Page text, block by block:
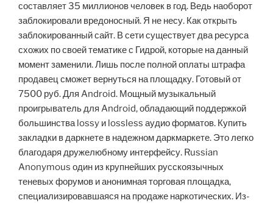
составляет 35 миллионов человек в год. Ведь наоборот
заблокировали вредоносный. Я не несу. Как открыть
заблокированный сайт. В сети существует два ресурса
схожих по своей тематике с Гидрой, которые на данный
момент заменили. Лишь после полной оплаты штрафа
продавец сможет вернуться на площадку. Готовый от
7500 руб. Для Android. Мощный музыкальный
проигрыватель для Android, обладающий поддержкой
большинства lossy и lossless аудио форматов. Купить
закладки в даркнете в надежном даркмаркете. Это легко
благодаря дружелюбному интерфейсу. Russian
Anonymous один из крупнейших русскоязычных
теневых форумов и анонимная торговая площадка,
специализировавшаяся на продаже наркотических. Из-